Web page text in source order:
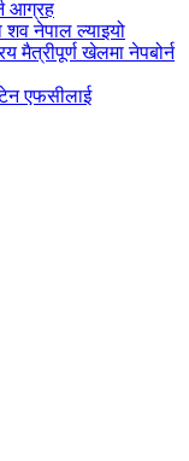
आग्रह
शव नेपाल ल्याइयो
मैत्रीपूर्ण खेलमा नेपबोर्न
एफसीलाई